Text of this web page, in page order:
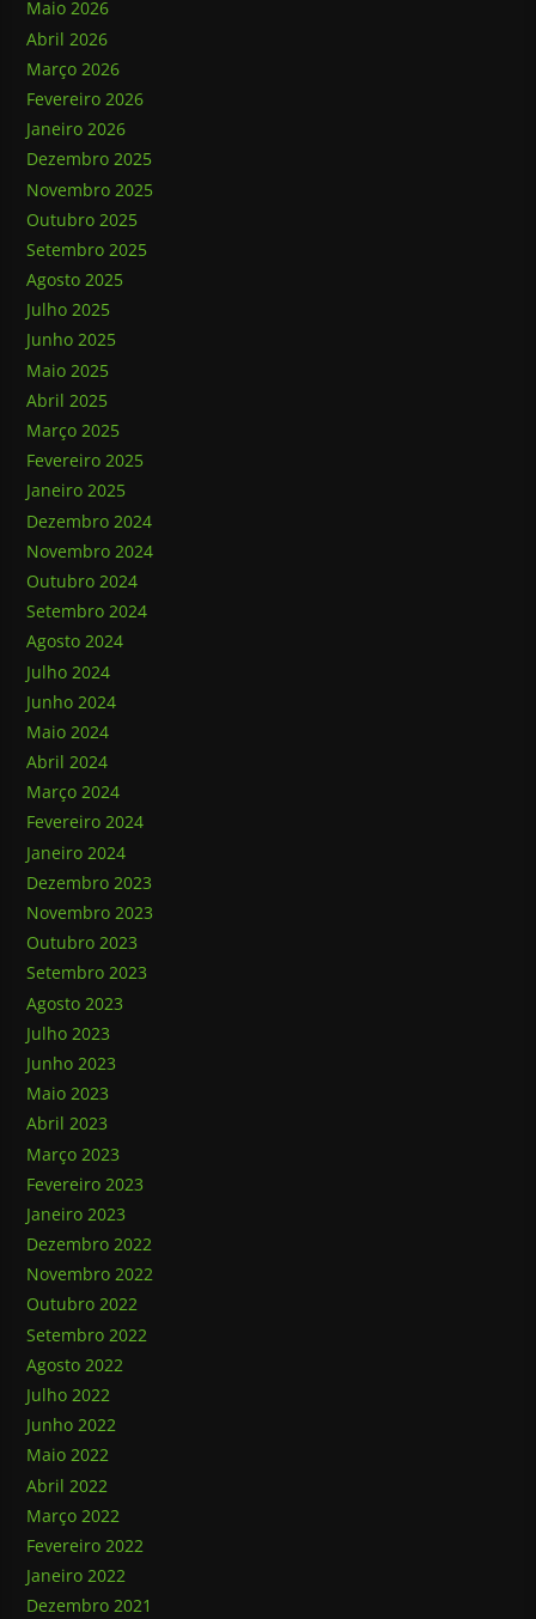
Maio 2026
Abril 2026
Março 2026
Fevereiro 2026
Janeiro 2026
Dezembro 2025
Novembro 2025
Outubro 2025
Setembro 2025
Agosto 2025
Julho 2025
Junho 2025
Maio 2025
Abril 2025
Março 2025
Fevereiro 2025
Janeiro 2025
Dezembro 2024
Novembro 2024
Outubro 2024
Setembro 2024
Agosto 2024
Julho 2024
Junho 2024
Maio 2024
Abril 2024
Março 2024
Fevereiro 2024
Janeiro 2024
Dezembro 2023
Novembro 2023
Outubro 2023
Setembro 2023
Agosto 2023
Julho 2023
Junho 2023
Maio 2023
Abril 2023
Março 2023
Fevereiro 2023
Janeiro 2023
Dezembro 2022
Novembro 2022
Outubro 2022
Setembro 2022
Agosto 2022
Julho 2022
Junho 2022
Maio 2022
Abril 2022
Março 2022
Fevereiro 2022
Janeiro 2022
Dezembro 2021